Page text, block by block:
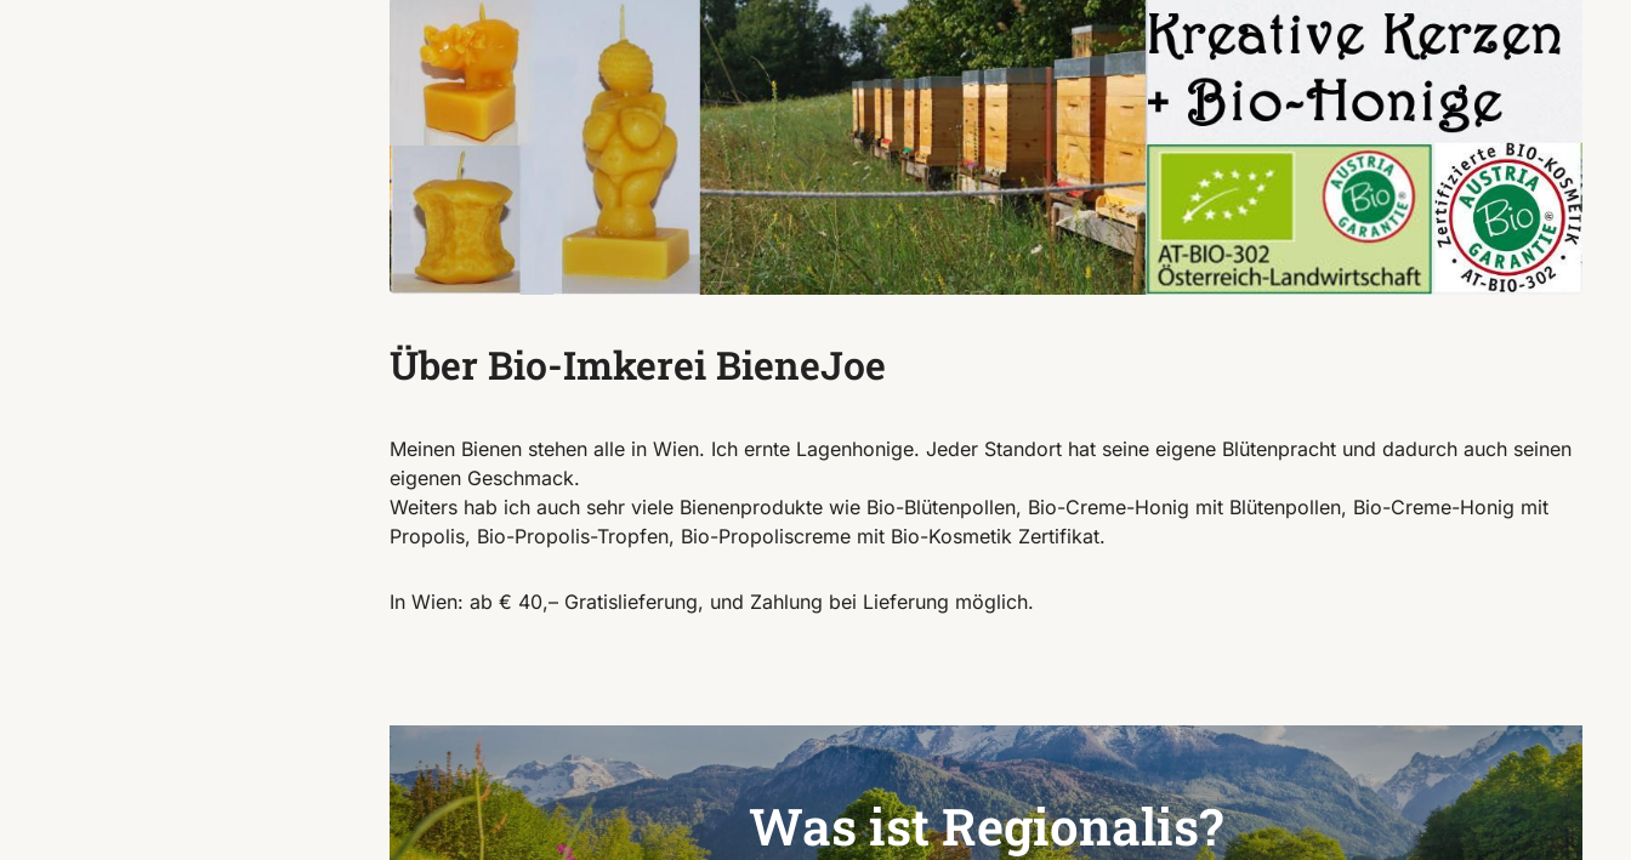
Über Bio-Imkerei BieneJoe
Meinen Bienen stehen alle in Wien. Ich ernte Lagenhonige. Jeder Standort hat seine eigene Blütenpracht und dadurch auch seinen
eigenen Geschmack.
Weiters hab ich auch sehr viele Bienenprodukte wie Bio-Blütenpollen, Bio-Creme-Honig mit Blütenpollen, Bio-Creme-Honig mit
Propolis, Bio-Propolis-Tropfen, Bio-Propoliscreme mit Bio-Kosmetik Zertifikat.
In Wien: ab € 40,– Gratislieferung, und Zahlung bei Lieferung möglich.
Was ist Regionalis?